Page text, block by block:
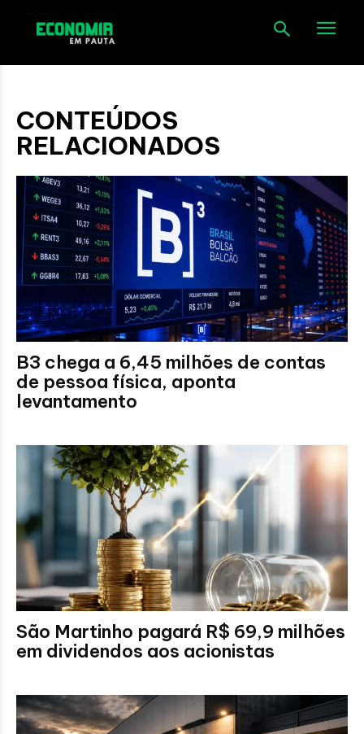
CONTEÚDOS
RELACIONADOS
B3 chega a 6,45 milhões de contas
de pessoa física, aponta
levantamento
São Martinho pagará R$ 69,9 milhões
em dividendos aos acionistas